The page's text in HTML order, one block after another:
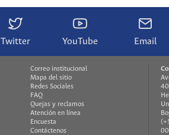
Twitter YouTube Email
Correo institucional
Mapa del sitio
Redes Sociales
FAQ
Quejas y reclamos
Atención en línea
Encuesta
Contáctenos